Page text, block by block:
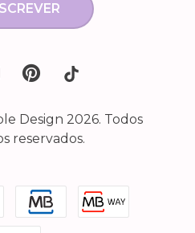
Design 2026. Todos
reservados.